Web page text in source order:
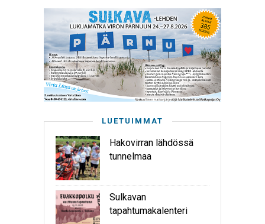
LUETUIMMAT
Hakovirran lähdössä
tunnelmaa
Sulkavan
tapahtumakalenteri